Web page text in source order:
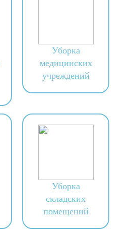
Уборка
медицинских
учреждений
Уборка
складских
помещений